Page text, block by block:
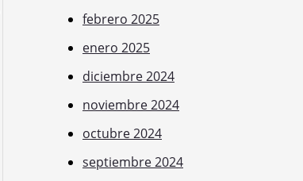
febrero 2025
enero 2025
diciembre 2024
noviembre 2024
octubre 2024
septiembre 2024